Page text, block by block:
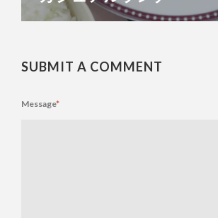
SUBMIT A COMMENT
Message*